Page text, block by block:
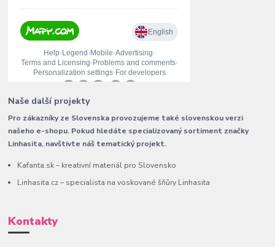
Naše další projekty
Pro zákazníky ze Slovenska provozujeme také slovenskou verzi
našeho e-shopu. Pokud hledáte specializovaný sortiment značky
Linhasita, navštivte náš tematický projekt.
Kafanta.sk – kreativní materiál pro Slovensko
Linhasita.cz – specialista na voskované šňůry Linhasita
Kontakty